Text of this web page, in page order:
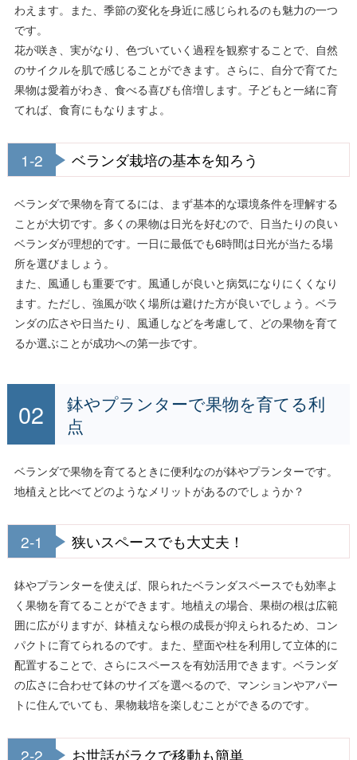
わえます。また、季節の変化を身近に感じられるのも魅力の一つ
です。
花が咲き、実がなり、色づいていく過程を観察することで、自然
のサイクルを肌で感じることができます。さらに、自分で育てた
果物は愛着がわき、食べる喜びも倍増します。子どもと一緒に育
てれば、食育にもなりますよ。
1-2 ベランダ栽培の基本を知ろう
ベランダで果物を育てるには、まず基本的な環境条件を理解する
ことが大切です。多くの果物は日光を好むので、日当たりの良い
ベランダが理想的です。一日に最低でも6時間は日光が当たる場
所を選びましょう。
また、風通しも重要です。風通しが良いと病気になりにくくなり
ます。ただし、強風が吹く場所は避けた方が良いでしょう。ベラ
ンダの広さや日当たり、風通しなどを考慮して、どの果物を育て
るか選ぶことが成功への第一歩です。
鉢やプランターで果物を育てる利
点
ベランダで果物を育てるときに便利なのが鉢やプランターです。
地植えと比べてどのようなメリットがあるのでしょうか？
2-1 狭いスペースでも大丈夫！
鉢やプランターを使えば、限られたベランダスペースでも効率よ
く果物を育てることができます。地植えの場合、果樹の根は広範
囲に広がりますが、鉢植えなら根の成長が抑えられるため、コン
パクトに育てられるのです。また、壁面や柱を利用して立体的に
配置することで、さらにスペースを有効活用できます。ベランダ
の広さに合わせて鉢のサイズを選べるので、マンションやアパー
トに住んでいても、果物栽培を楽しむことができるのです。
2-2 お世話がラクで移動も簡単